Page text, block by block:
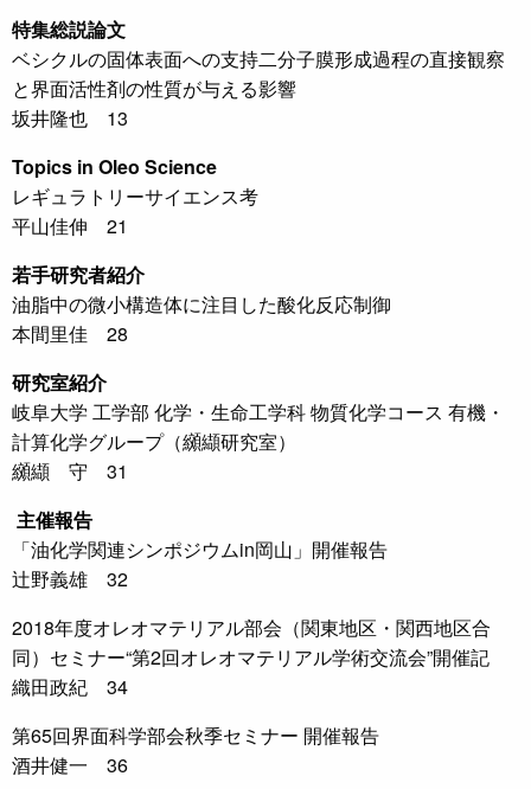
特集総説論文
ベシクルの固体表面への支持二分子膜形成過程の直接観察
と界面活性剤の性質が与える影響
坂井隆也 13
Topics in Oleo Science
レギュラトリーサイエンス考
平山佳伸 21
若手研究者紹介
油脂中の微小構造体に注目した酸化反応制御
本間里佳 28
研究室紹介
岐阜大学 工学部 化学・生命工学科 物質化学コース 有機・
計算化学グループ（纐纈研究室）
纐纈 守 31
主催報告
「油化学関連シンポジウムin岡山」開催報告
辻野義雄 32
2018年度オレオマテリアル部会（関東地区・関西地区合
同）セミナー“第2回オレオマテリアル学術交流会”開催記
織田政紀 34
第65回界面科学部会秋季セミナー 開催報告
酒井健一 36